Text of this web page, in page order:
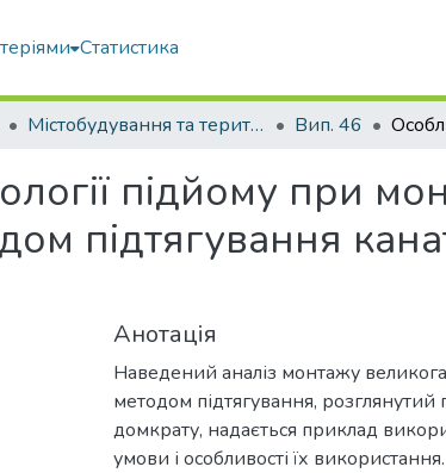
Статистика
Містобудування та територіальне планування Вип. 46
підйому при
підтягування
Анотація
Наведений аналіз монтажу
методом підтягування,
домкрату, надається приклад
умови і особливості їх використання.